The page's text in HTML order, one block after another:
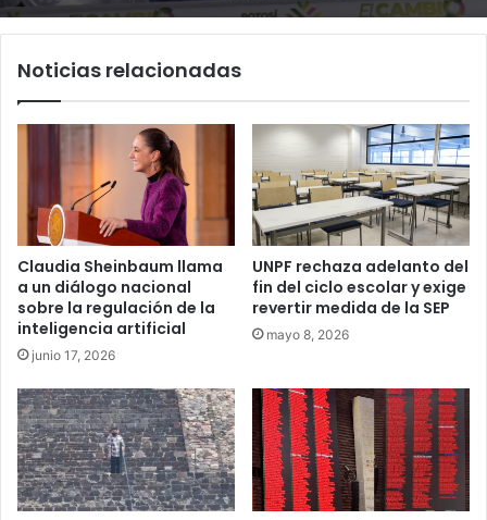
Noticias relacionadas
Claudia Sheinbaum llama
a un diálogo nacional
sobre la regulación de la
inteligencia artificial
junio 17, 2026
UNPF rechaza adelanto del
fin del ciclo escolar y exige
revertir medida de la SEP
mayo 8, 2026